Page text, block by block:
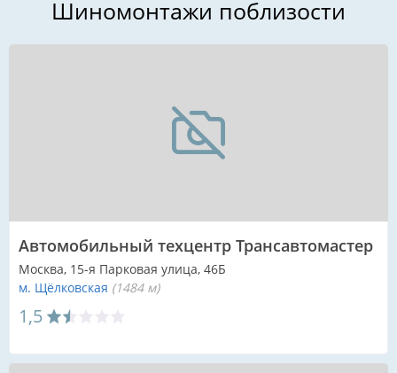
Шиномонтажи поблизости
Автомобильный техцентр Трансавтомастер
Москва, 15-я Парковая улица, 46Б
м. Щёлковская (1484 м)
1,5